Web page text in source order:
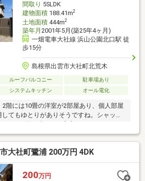
間取り 5SLDK
建物面積188.41m2
土地面積444m2
築年月 2001年5月(築25年4ヶ月)
一畑電車大社線 浜山公園北口駅 徒
歩15分
島根県出雲市大社町北荒木
ルーフバルコニー
駐車場あり
システムキッチン オール電化
2階には10畳の洋室が2部屋あり、個人部屋
てもゆとりがありそうですね。シャッタ
大社町鷺浦 200万円 4DK
200万円